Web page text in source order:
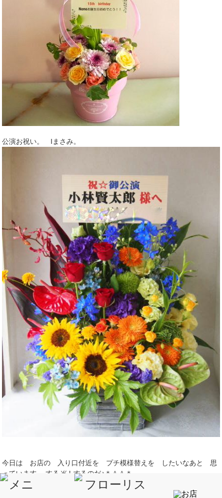
公演お祝い。 Iまさみ。
今日は お店の 入り口付近を プチ模様替えを したいなあと 思
っています。 するぞ！するのだ♪＊＾＾＊